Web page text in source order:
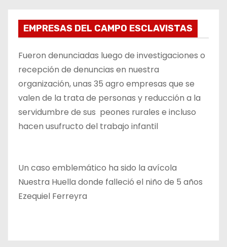
EMPRESAS DEL CAMPO ESCLAVISTAS
Fueron denunciadas luego de investigaciones o
recepción de denuncias en nuestra
organización, unas 35 agro empresas que se
valen de la trata de personas y reducción a la
servidumbre de sus peones rurales e incluso
hacen usufructo del trabajo infantil
Un caso emblemático ha sido la avícola
Nuestra Huella donde falleció el niño de 5 años
Ezequiel Ferreyra